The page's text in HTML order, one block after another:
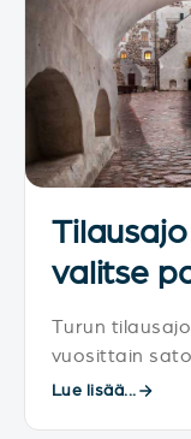
valitse
Turun
vuosittain
Lue lisää...